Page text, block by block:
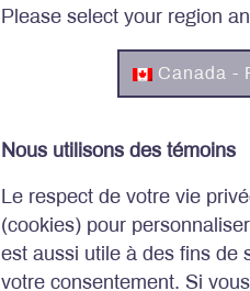
Please select your region
Canada -
Nous utilisons des témoins
Le respect de votre vie
(cookies) pour
est aussi utile à des fins de
votre consentement. Si
Abonnez-vous